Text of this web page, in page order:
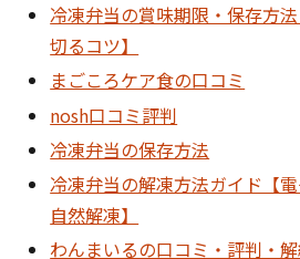
冷凍弁当の賞味期限・保存方
切るコツ】
まごころケア食の口コミ
nosh口コミ評判
冷凍弁当の保存方法
冷凍弁当の解凍方法ガイド【
自然解凍】
わんまいるの口コミ・評判・